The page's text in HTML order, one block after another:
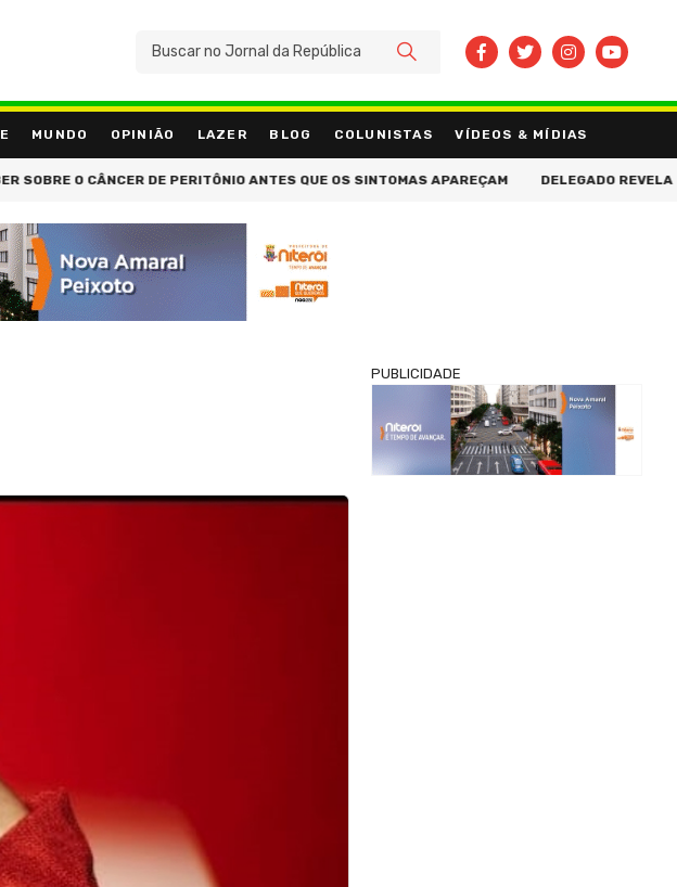
MUNDO OPINIÃO LAZER BLOG COLUNISTAS VÍDEOS & MÍDIAS
CÂNCER DE PERITÔNIO ANTES QUE OS SINTOMAS APAREÇAM DELEGADO REVELA
BUSCAR
PUBLICIDADE